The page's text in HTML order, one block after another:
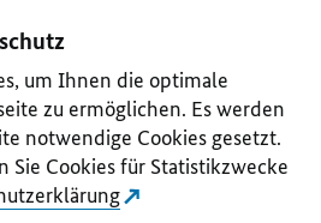
um Ihnen die optimale
zu ermöglichen. Es werden
notwendige Cookies gesetzt.
Sie Cookies für Statistikzwecke